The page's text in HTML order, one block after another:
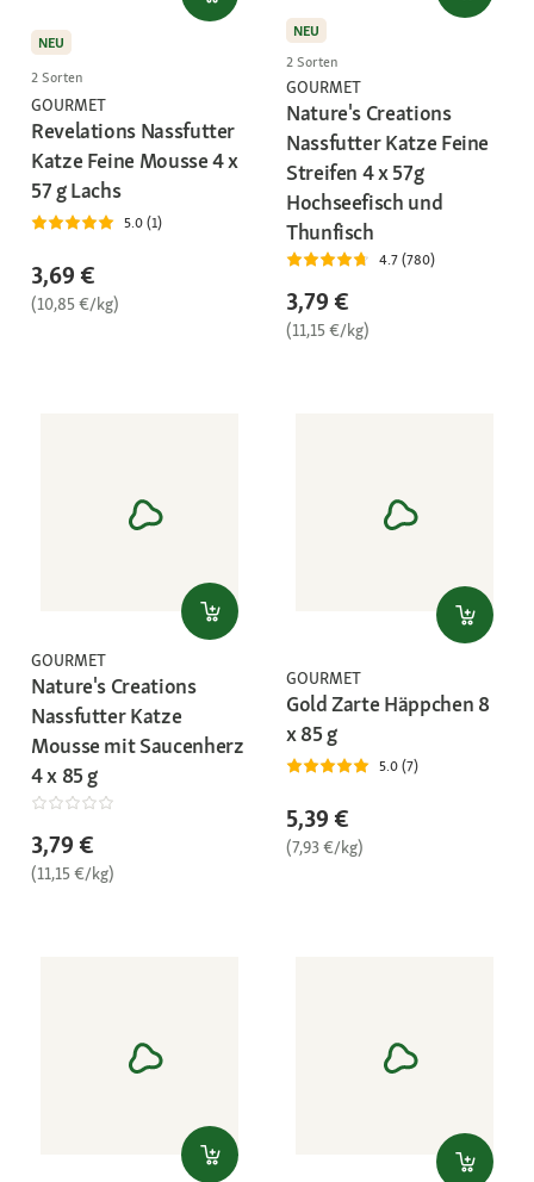
NEU
2 Sorten
GOURMET
Revelations Nassfutter
Katze Feine Mousse 4 x
57 g Lachs
5.0 (1)
3,69 €
(10,85 €/kg)
NEU
2 Sorten
GOURMET
Nature's Creations
Nassfutter Katze Feine
Streifen 4 x 57g
Hochseefisch und
Thunfisch
4.7 (780)
3,79 €
(11,15 €/kg)
GOURMET
Nature's Creations
Nassfutter Katze
Mousse mit Saucenherz
4 x 85 g
3,79 €
(11,15 €/kg)
GOURMET
Gold Zarte Häppchen 8
x 85 g
5.0 (7)
5,39 €
(7,93 €/kg)